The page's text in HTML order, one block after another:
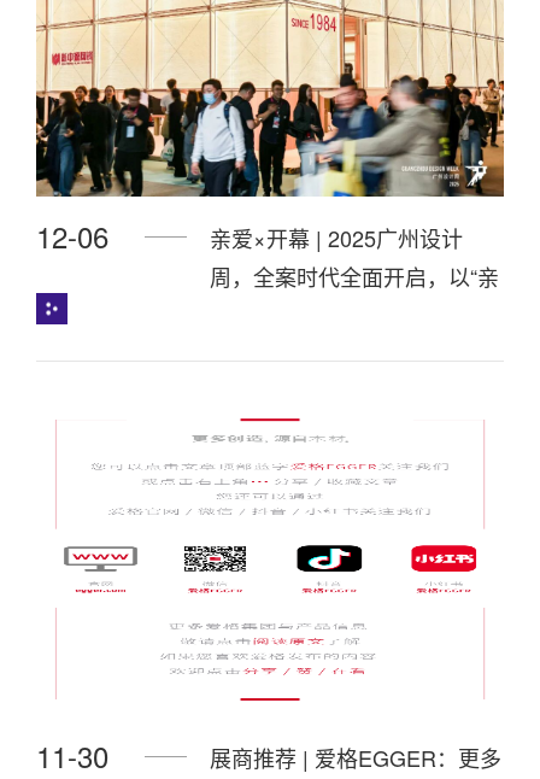
12-06
亲爱×开幕 | 2025广州设计
周，全案时代全面开启，以“亲
11-30
展商推荐 | 爱格EGGER：更多